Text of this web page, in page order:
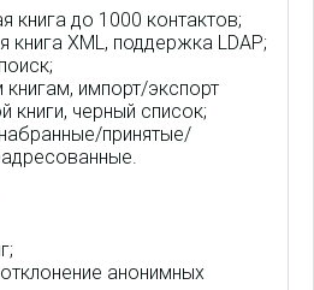
книга до 1000 контактов;
книга XML, поддержка LDAP;
импорт/экспорт
книги, черный список;
принятые/
анонимных